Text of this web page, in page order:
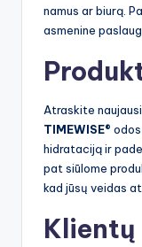
namus ar biurą.
asmenine
Atraskite
TIMEWISE®
hidrataciją ir
pat siūlome
kad jūsų veidas